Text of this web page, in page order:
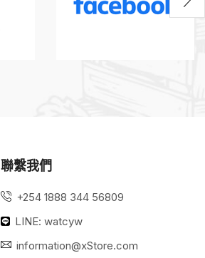
聯繫我們
+254 1888 344 56809
LINE: watcyw
information@xStore.com